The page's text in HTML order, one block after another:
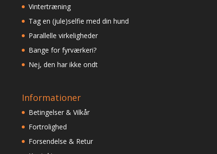
Vintertræning
Tag en (jule)selfie med din hund
Parallelle virkeligheder
Bange for fyrværkeri?
Nej, den har ikke ondt
Informationer
Betingelser & Vilkår
Fortrolighed
Forsendelse & Retur